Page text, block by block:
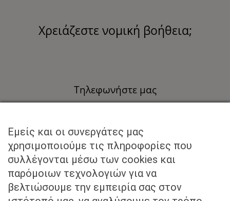
Χρειάζεστε νομική βοήθεια;
Τηλεφωνήστε μας
Στείλτε μας email στο
info@kounadislaw.gr
Εμείς και οι συνεργάτες μας
χρησιμοποιούμε τις πληροφορίες που
συλλέγονται μέσω των cookies και
παρόμοιων τεχνολογιών για να
βελτιώσουμε την εμπειρία σας στον